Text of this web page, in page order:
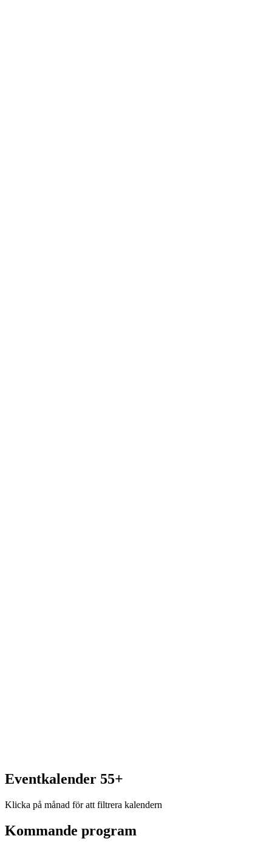
Eventkalender 55+
Klicka på månad för att filtrera kalendern
Kommande program